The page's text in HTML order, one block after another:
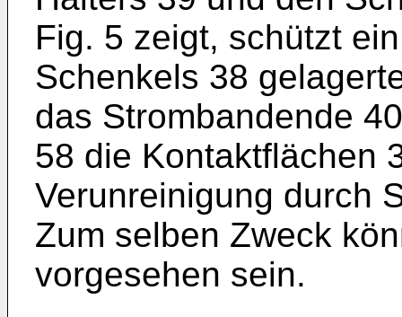
Fig. 5 zeigt, schützt
Schenkels 38
das Strombandende
58 die Kontaktflächen
Verunreinigung durch
Zum selben Zweck
vorgesehen sein.